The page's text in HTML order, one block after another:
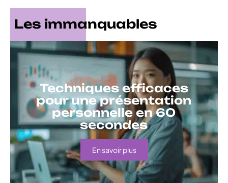
Les immanquables
Techniques efficaces
pour une présentation
personnelle en 60
secondes
En savoir plus